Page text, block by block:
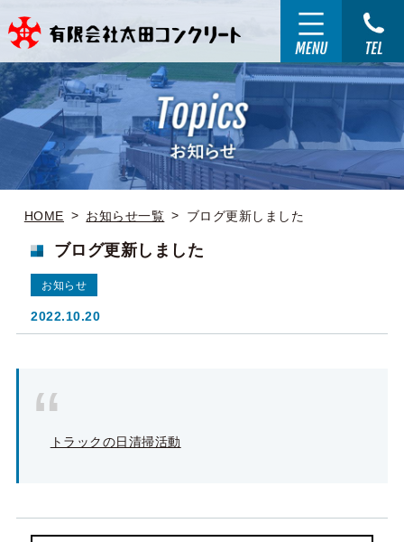
HOME お知らせ一覧 ブログ更新しました
ブログ更新しました
お知らせ
2022.10.20
トラックの日清掃活動